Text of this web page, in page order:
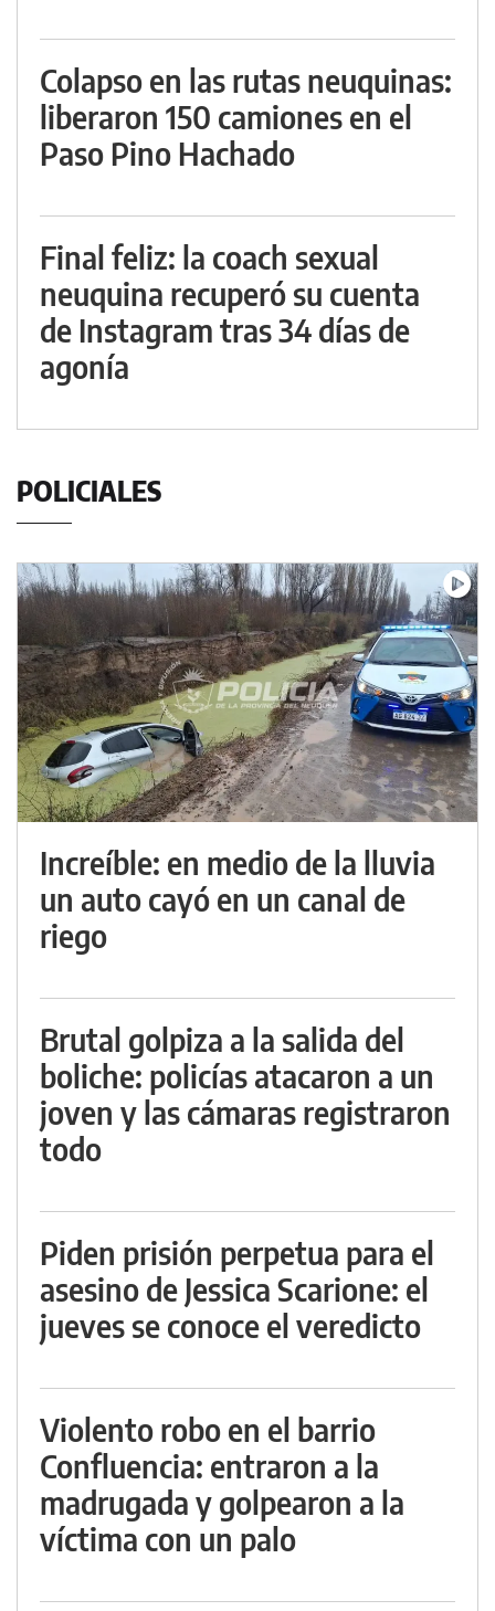
Colapso en las rutas neuquinas:
liberaron 150 camiones en el
Paso Pino Hachado
Final feliz: la coach sexual
neuquina recuperó su cuenta
de Instagram tras 34 días de
agonía
POLICIALES
Increíble: en medio de la lluvia
un auto cayó en un canal de
riego
Brutal golpiza a la salida del
boliche: policías atacaron a un
joven y las cámaras registraron
todo
Piden prisión perpetua para el
asesino de Jessica Scarione: el
jueves se conoce el veredicto
Violento robo en el barrio
Confluencia: entraron a la
madrugada y golpearon a la
víctima con un palo